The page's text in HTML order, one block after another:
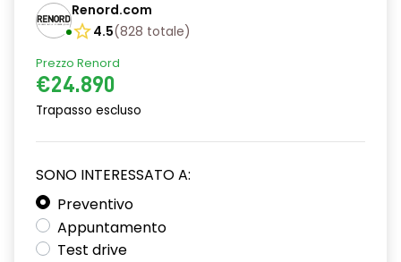
Renord.com
4.5(828 totale)
Prezzo Renord
€24.890
Trapasso escluso
SONO INTERESSATO A:
Preventivo
Appuntamento
Test drive